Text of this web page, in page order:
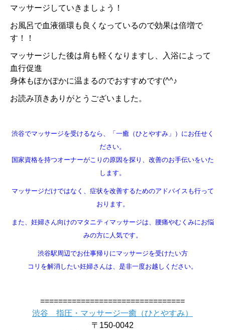
マッサージしていきましょう！
お風呂で血液循環も良くなっているので効果は倍増で
す！！
マッサージした後は肩も軽くなりますし、入浴によって
血行促進
身体もぽかぽかに温まるのでおすすめです(^^♪
お読み頂きありがとうございました。
渋谷でマッサージを受けるなら、「一癒（ひとやすみ」）にお任せく
ださい。
国家資格を持つオーナーがこりの原因を探り、改善のお手伝いをいた
します。
マッサージだけではなく、症状を改善するためのアドバイスも行って
おります。
また、妊婦さん向けのマタニティマッサージは、腰痛やむくみにお悩
みの方に人気です。
渋谷駅周辺でお仕事帰りにマッサージを受けたい方
コリを解消したい妊婦さんは、是非一度お越しください。
================================
渋谷 指圧・マッサージ一癒（ひとやすみ）
〒150-0042